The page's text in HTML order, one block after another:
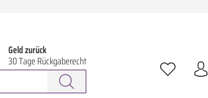
Geld zurück
30 Tage Rückgaberecht